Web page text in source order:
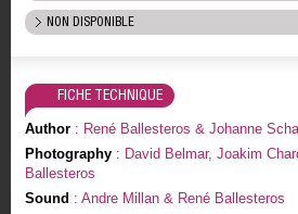
NON DISPONIBLE
FICHE TECHNIQUE
Author: René Ballesteros & Johanne
Photography: David Belmar, Joakim
Ballesteros
Sound : Andre Millan & René Ballesteros